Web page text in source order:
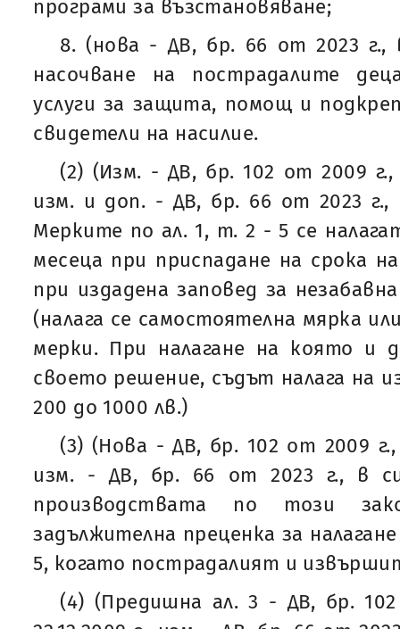
програми за възстановяване;
8. (нова - ДВ, бр. 66 от 2023 г.,
насочване на пострадалите
услуги за защита, помощ и
свидетели на насилие.
(2) (Изм. - ДВ, бр. 102 от 2009 г.,
изм. и доп. - ДВ, бр. 66 от 2023 г.,
Мерките по ал. 1, т. 2 - 5 се
месеца при приспадане на срока
при издадена заповед за
(налага се самостоятелна мярка
мерки. При налагане на която и
своето решение, съдът налага на
200 до 1000 лв.)
(3) (Нова - ДВ, бр. 102 от 2009 г.,
изм. - ДВ, бр. 66 от 2023 г., в
производствата по този
задължителна преценка за
5, когато пострадалият и
(4) (Предишна ал. 3 - ДВ, бр.